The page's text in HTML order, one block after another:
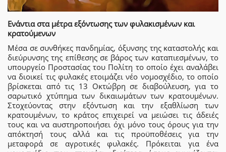
Ενάντια στα μέτρα εξόντωσης των φυλακισμένων και
κρατούμενων
Μέσα σε συνθήκες πανδημίας, όξυνσης της καταστολής και
διεύρυνσης της επίθεσης σε βάρος των καταπιεσμένων, το
υπουργείο Προστασίας του Πολίτη το οποίο έχει αναλάβει
να διοικεί τις φυλακές ετοιμάζει νέο νομοσχέδιο, το οποίο
βρίσκεται από τις 13 Οκτώβρη σε διαβούλευση, για το
σαρωτικό χτύπημα των δικαιωμάτων των κρατουμένων.
Στοχεύοντας στην εξόντωση και την εξαθλίωση των
κρατουμένων, το κράτος επιχειρεί να μειώσει τις άδειές
τους και να αυστηροποιήσει όχι μόνο τους όρους για την
απόκτησή τους αλλά και τις προϋποθέσεις για την
μεταφορά σε αγροτικές φυλακές. Πρόκειται για ένα